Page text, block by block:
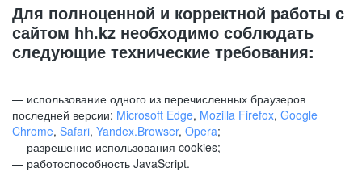
Для полноценной и корректной работы с
сайтом hh.kz необходимо соблюдать
следующие технические требования:
— использование одного из перечисленных браузеров
последней версии: Microsoft Edge, Mozilla Firefox, Google
Chrome, Safari, Yandex.Browser, Opera;
— разрешение использования cookies;
— работоспособность JavaScript.